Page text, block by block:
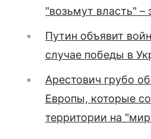
"возьмут власть" –
Путин объявит
случае победы в
Арестович грубо
Европы, которые
территории на